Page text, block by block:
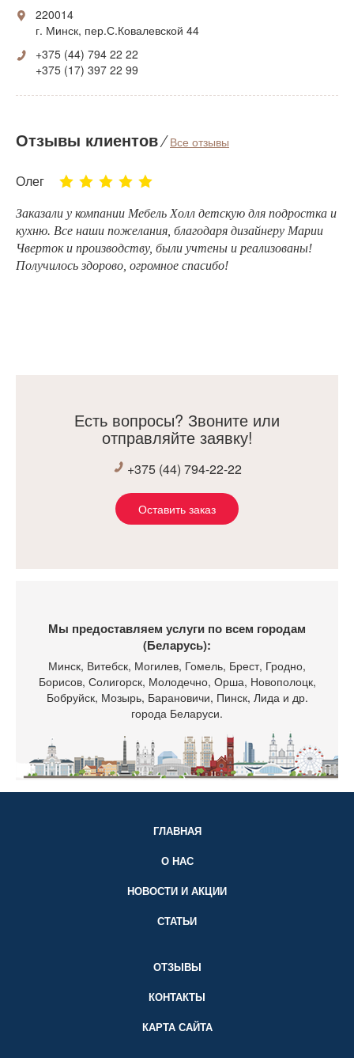
220014
г. Минск, пер.С.Ковалевской 44
+375 (44) 794 22 22
+375 (17) 397 22 99
Отзывы клиентов⁄Все отзывы
Олег
Заказали у компании Мебель Холл детскую для подростка и
кухню. Все наши пожелания, благодаря дизайнеру Марии
Чвертоки производству, были учтены и реализованы!
Получилось здорово, огромное спасибо!
Есть вопросы? Звоните или
отправляйте заявку!
+375 (44) 794-22-22
Оставить заказ
Мы предоставляем услуги по всем городам
(Беларусь):
Минск, Витебск, Могилев, Гомель, Брест, Гродно,
Борисов, Солигорск, Молодечно, Орша, Новополоцк,
Бобруйск, Мозырь, Барановичи, Пинск, Лида и др.
города Беларуси.
ГЛАВНАЯ
О НАС
НОВОСТИ И АКЦИИ
СТАТЬИ
ОТЗЫВЫ
КОНТАКТЫ
КАРТА САЙТА